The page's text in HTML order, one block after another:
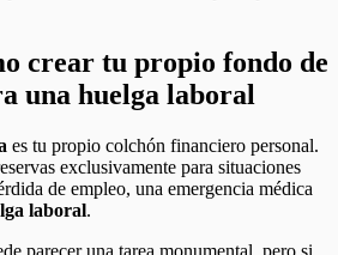
crear tu propio fondo de
una huelga laboral
es tu propio colchón financiero personal.
exclusivamente para situaciones
de empleo, una emergencia médica
laboral.